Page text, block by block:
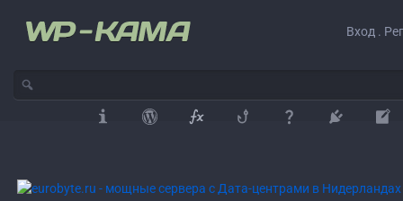
Вход .